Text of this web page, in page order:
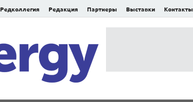
Редколлегия Редакция Партнеры Выставки Контакты